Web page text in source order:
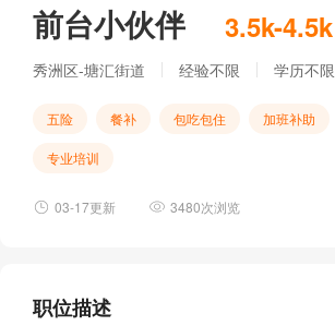
前台小伙伴 3.5k-4.5k
秀洲区-塘汇街道 经验不限 学历不限
五险 餐补 包吃包住 加班补助
专业培训
03-17更新 3480次浏览
职位描述